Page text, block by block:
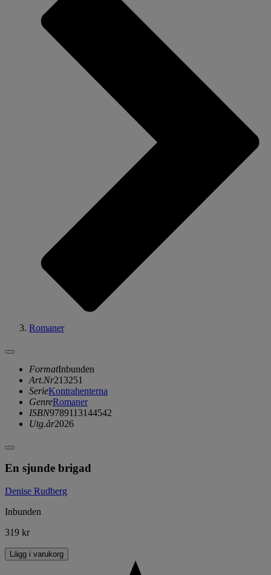
Romaner
FormatInbunden
Art.Nr213251
SerieKontrahenterna
GenreRomaner
ISBN9789113144542
Utg.år2026
En sjunde brigad
Denise Rudberg
Inbunden
319 kr
Lägg i varukorg